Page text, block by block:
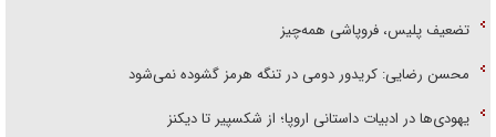
تضعیف پلیس، فروپاشی همه‌چیز
محسن رضایی: کریدور دومی در تنگه هرمز گشوده نمی‌شود
یهودی‌ها در ادبیات داستانی اروپا؛ از شکسپیر تا دیکنز